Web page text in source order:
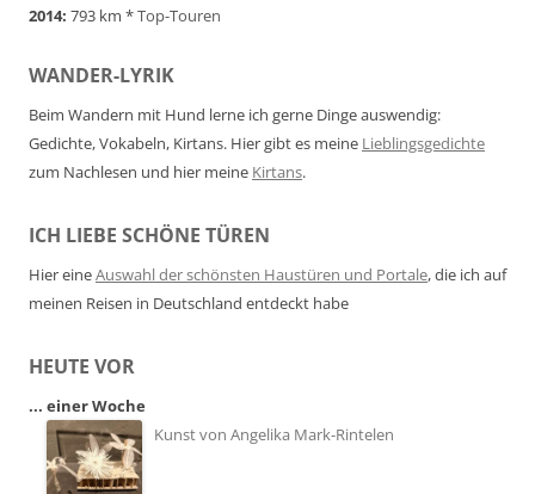
2014: 793 km *Top-Touren
WANDER-LYRIK
Beim Wandern mit Hund lerne ich gerne Dinge auswendig:
Gedichte, Vokabeln, Kirtans. Hier gibt es meine Lieblingsgedichte
zum Nachlesen und hier meine Kirtans.
ICH LIEBE SCHÖNE TÜREN
Hier eineAuswahl der schönsten Haustüren und Portale, die ich auf
meinen Reisen in Deutschland entdeckt habe
HEUTE VOR
... einer Woche
Kunst von Angelika Mark-Rintelen